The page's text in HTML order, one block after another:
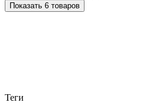
Показать 6 товаров
Теги